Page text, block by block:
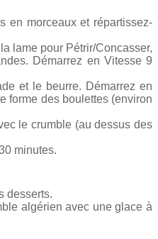
en morceaux et répartissez-
lame pour Pétrir/Concasser,
Démarrez en Vitesse 9
et le beurre. Démarrez en
forme des boulettes (environ
le crumble (au dessus des
minutes.
desserts.
algérien avec une glace à